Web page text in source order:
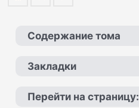
Содержание тома
Закладки
Перейти на страницу: